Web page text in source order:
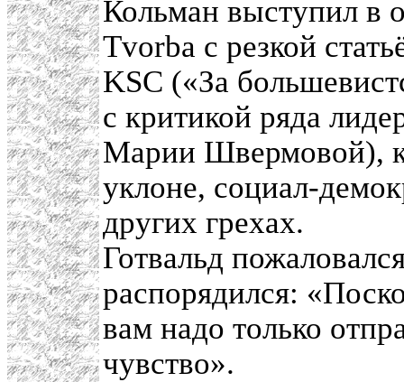
Кольман выступил в
Tvorba с резкой
KSC («За
с критикой ряда
Марии Швермовой),
уклоне, социал-
других грехах.
Готвальд
распорядился:
вам надо только
чувство».